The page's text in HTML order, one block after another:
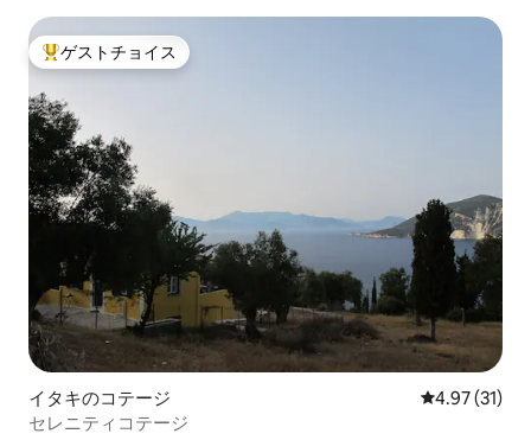
大好評のゲストチョイスです。
ゲストチョイス
イタキのコテージ レビュー31
4.97 (31)
セレニティコテージ